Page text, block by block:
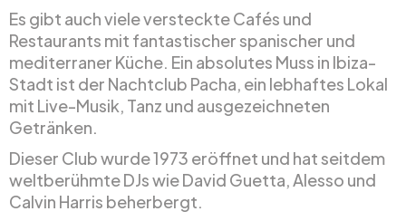
Es gibt auch viele versteckte Cafés und
Restaurants mit fantastischer spanischer und
mediterraner Küche. Ein absolutes Muss in Ibiza-
Stadt ist der Nachtclub Pacha, ein lebhaftes Lokal
mit Live-Musik, Tanz und ausgezeichneten
Getränken.
Dieser Club wurde 1973 eröffnet und hat seitdem
weltberühmte DJs wie David Guetta, Alesso und
Calvin Harris beherbergt.